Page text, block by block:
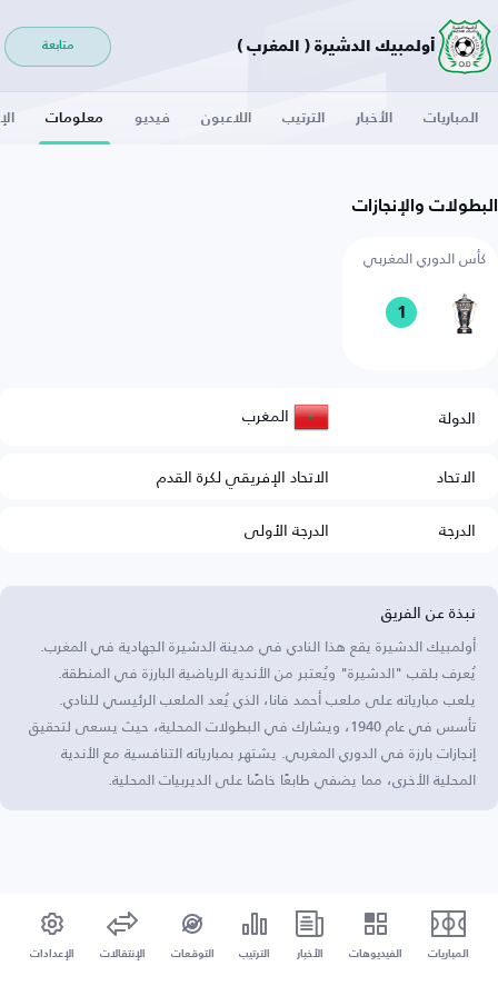
أولمبيك الدشيرة ( المغرب ) متابعة
المباريات الأخبار الترتيب اللاعبون فيديو معلومات
البطولات والإنجازات
كأس الدوري المغربي
1
الدولة المغرب
الاتحاد
الاتحاد الإفريقي لكرة القدم
الدرجة
الدرجة الأولى
نبذة عن الفريق
أولمبيك الدشيرة يقع هذا النادي في مدينة الدشيرة الجهادية في المغرب.
يُعرف بلقب "الدشيرة" ويُعتبر من الأندية الرياضية البارزة في المنطقة.
يلعب مبارياته على ملعب أحمد فانا، الذي يُعد الملعب الرئيسي للنادي.
تأسس في عام 1940، ويشارك في البطولات المحلية، حيث يسعى لتحقيق
إنجازات بارزة في الدوري المغربي. يشتهر بمبارياته التنافسية مع الأندية
المحلية الأخرى، مما يضفي طابعًا خاصًا على الديربيات المحلية.
المباريات الفيديوهات الأخبار الترتيب التوقعات الإنتقالات الإعدادات